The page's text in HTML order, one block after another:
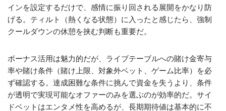
インを設定するだけで、感情に振り回される展開をかなり防
げる。ティルト（熱くなる状態）に入ったと感じたら、強制
クールダウンの休憩を挟む判断も重要だ。
ボーナス活用は魅力的だが、ライブテーブルへの賭け金寄与
率や賭け条件（賭け上限、対象外ベット、ゲーム比率）を必
ず確認する。達成困難な条件に挑んで資金を失うより、条件
が透明で実現可能なオファーのみを選ぶのが効率的だ。サイ
ドベットはエンタメ性を高めるが、長期期待値は基本的に不